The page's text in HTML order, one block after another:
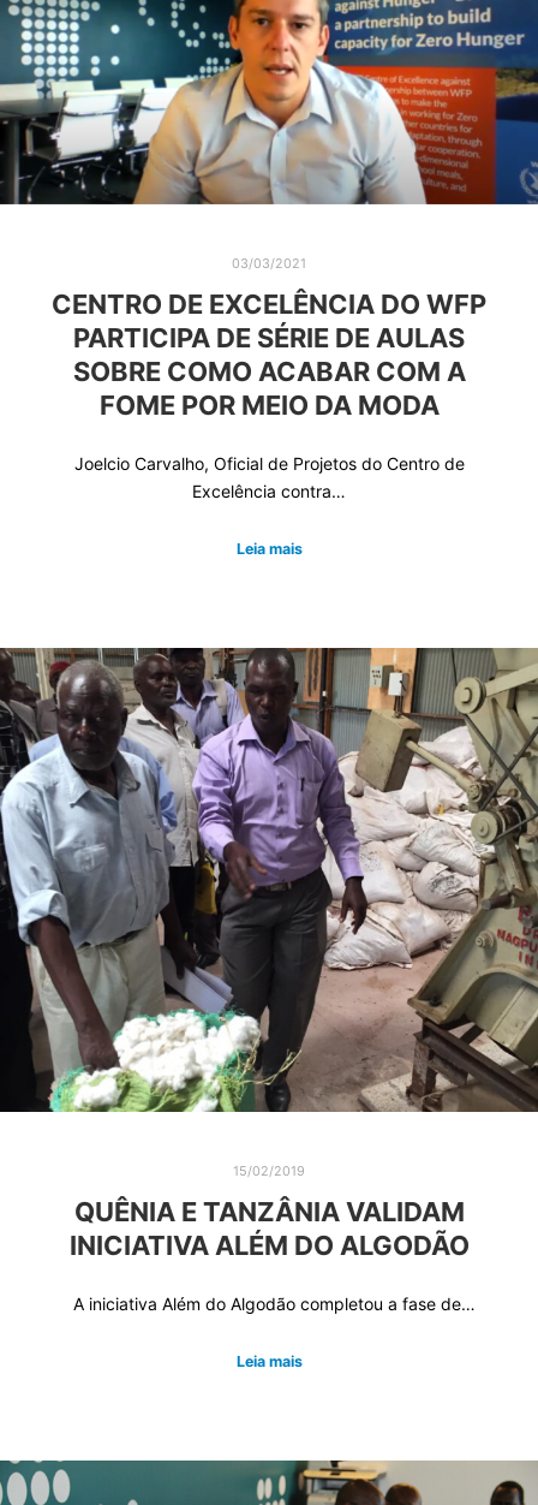
03/03/2021
CENTRO DE EXCELÊNCIA DO WFP
PARTICIPA DE SÉRIE DE AULAS
SOBRE COMO ACABAR COM A
FOME POR MEIO DA MODA
Joelcio Carvalho, Oficial de Projetos do Centro de
Excelência contra…
Leia mais
15/02/2019
QUÊNIA E TANZÂNIA VALIDAM
INICIATIVA ALÉM DO ALGODÃO
A iniciativa Além do Algodão completou a fase de…
Leia mais